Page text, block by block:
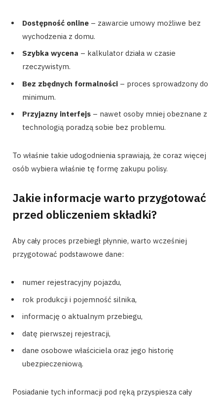
Dostępność online – zawarcie umowy możliwe bez
wychodzenia z domu.
Szybka wycena – kalkulator działa w czasie
rzeczywistym.
Bez zbędnych formalności – proces sprowadzony do
minimum.
Przyjazny interfejs – nawet osoby mniej obeznane z
technologią poradzą sobie bez problemu.
To właśnie takie udogodnienia sprawiają, że coraz więcej
osób wybiera właśnie tę formę zakupu polisy.
Jakie informacje warto przygotować
przed obliczeniem składki?
Aby cały proces przebiegł płynnie, warto wcześniej
przygotować podstawowe dane:
numer rejestracyjny pojazdu,
rok produkcji i pojemność silnika,
informację o aktualnym przebiegu,
datę pierwszej rejestracji,
dane osobowe właściciela oraz jego historię
ubezpieczeniową.
Posiadanie tych informacji pod ręką przyspiesza cały